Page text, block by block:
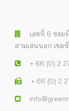
เลขที่ 6 ซอ
สามเสนนอก เขต
+ 66 (0) 2
+ 66 (0) 2